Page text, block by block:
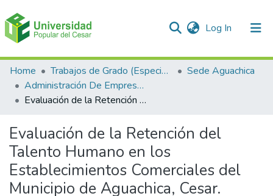
Log In (current)
Communities & Collections
All of DSpace
Home Trabajos de Grado (Especializaciones y Pregrados)
Sede Aguachica
Administración De Empresas
Evaluación de la Retención del Talento Humano en los Establecimientos Comerciales del Municipio de Aguachica, Cesar.
Evaluación de la Retención del
Talento Humano en los
Establecimientos Comerciales del
Municipio de Aguachica, Cesar.